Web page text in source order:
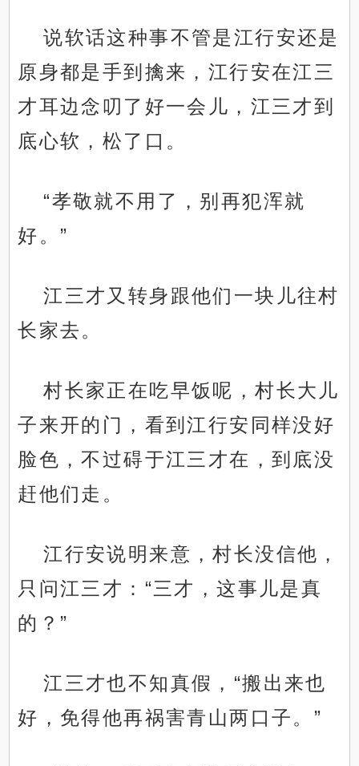
说软话这种事不管是江行安还是
原身都是手到擒来，江行安在江三
才耳边念叨了好一会儿，江三才到
底心软，松了口。
“孝敬就不用了，别再犯浑就
好。”
江三才又转身跟他们一块儿往村
长家去。
村长家正在吃早饭呢，村长大儿
子来开的门，看到江行安同样没好
脸色，不过碍于江三才在，到底没
赶他们走。
江行安说明来意，村长没信他，
只问江三才：“三才，这事儿是真
的？”
江三才也不知真假，“搬出来也
好，免得他再祸害青山两口子。”